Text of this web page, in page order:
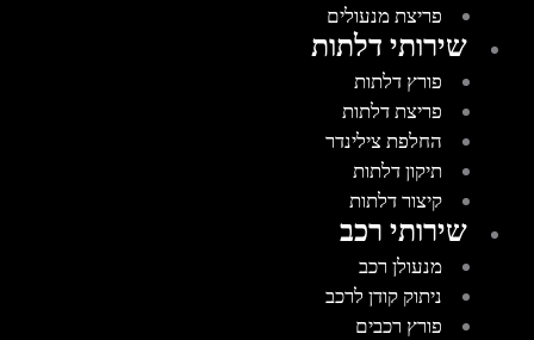
פריצת מנעולים
שירותי דלתות
פורץ דלתות
פריצת דלתות
החלפת צילינדר
תיקון דלתות
קיצור דלתות
שירותי רכב
מנעולן רכב
ניתוק קודן לרכב
פורץ רכבים